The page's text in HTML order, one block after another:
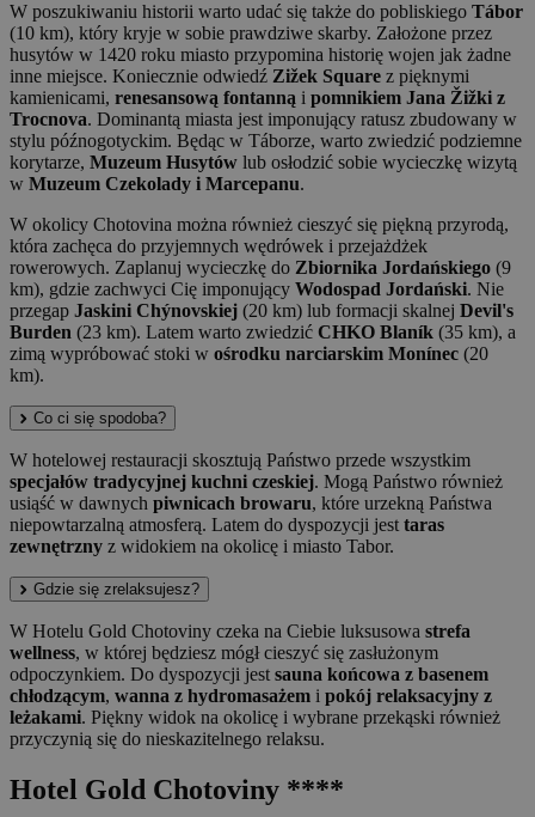
W poszukiwaniu historii warto udać się także do pobliskiego Tábor
(10 km), który kryje w sobie prawdziwe skarby. Założone przez
husytów w 1420 roku miasto przypomina historię wojen jak żadne
inne miejsce. Koniecznie odwiedź Zižek Square z pięknymi
kamienicami, renesansową fontanną i pomnikiem Jana Žižki z
Trocnova. Dominantą miasta jest imponujący ratusz zbudowany w
stylu późnogotyckim. Będąc w Táborze, warto zwiedzić podziemne
korytarze, Muzeum Husytów lub osłodzić sobie wycieczkę wizytą
w Muzeum Czekolady i Marcepanu.
W okolicy Chotovina można również cieszyć się piękną przyrodą,
która zachęca do przyjemnych wędrówek i przejażdżek
rowerowych. Zaplanuj wycieczkę do Zbiornika Jordańskiego (9
km), gdzie zachwyci Cię imponujący Wodospad Jordański. Nie
przegap Jaskini Chýnovskiej (20 km) lub formacji skalnej Devil's
Burden (23 km). Latem warto zwiedzić CHKO Blaník (35 km), a
zimą wypróbować stoki w ośrodku narciarskim Monínec (20
km).
Co ci się spodoba?
W hotelowej restauracji skosztują Państwo przede wszystkim
specjałów tradycyjnej kuchni czeskiej. Mogą Państwo również
usiąść w dawnych piwnicach browaru, które urzekną Państwa
niepowtarzalną atmosferą. Latem do dyspozycji jest taras
zewnętrzny z widokiem na okolicę i miasto Tabor.
Gdzie się zrelaksujesz?
W Hotelu Gold Chotoviny czeka na Ciebie luksusowa strefa
wellness, w której będziesz mógł cieszyć się zasłużonym
odpoczynkiem. Do dyspozycji jest sauna końcowa z basenem
chłodzącym, wanna z hydromasażem i pokój relaksacyjny z
leżakami. Piękny widok na okolicę i wybrane przekąski również
przyczynią się do nieskazitelnego relaksu.
Hotel Gold Chotoviny ****